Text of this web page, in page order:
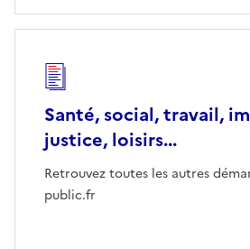
Santé, social, travail,
justice, loisirs...
Retrouvez toutes les autres
public.fr